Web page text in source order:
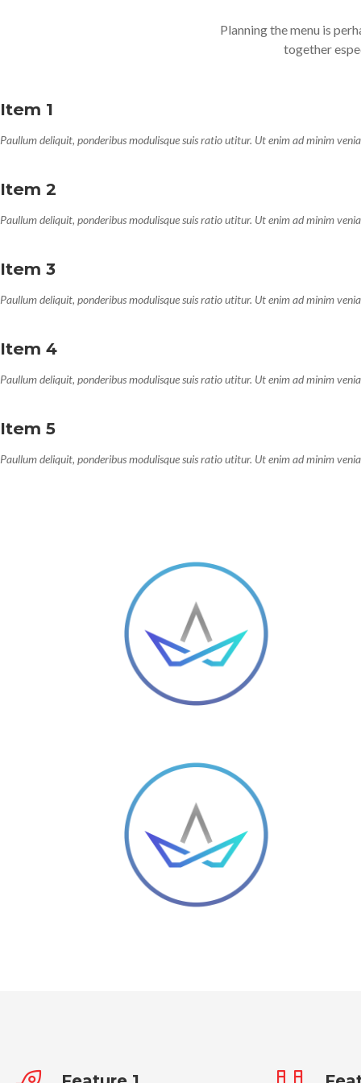
Planning the menu is
together
Item 1
Paullum deliquit, ponderibus modulisque suis ratio utitur. Ut enim ad minim
Item 2
Paullum deliquit, ponderibus modulisque suis ratio utitur. Ut enim ad minim
Item 3
Paullum deliquit, ponderibus modulisque suis ratio utitur. Ut enim ad minim
Item 4
Paullum deliquit, ponderibus modulisque suis ratio utitur. Ut enim ad minim
Item 5
Paullum deliquit, ponderibus modulisque suis ratio utitur. Ut enim ad minim